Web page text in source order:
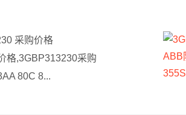
采购价格
格,3GBP313230采购
80C 8...